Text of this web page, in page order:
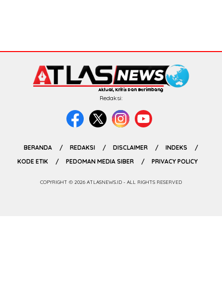
Redaksi:
BERANDA REDAKSI DISCLAIMER
INDEKS
KODE ETIK
PEDOMAN MEDIA SIBER PRIVACY POLICY
COPYRIGHT © 2026 ATLASNEWS.ID - ALL RIGHTS RESERVED